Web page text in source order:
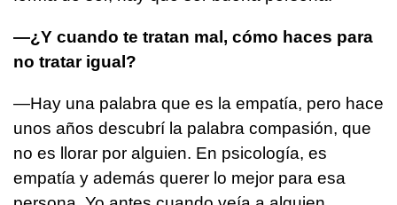
—¿Y cuando te tratan mal, cómo haces para
no tratar igual?
—Hay una palabra que es la empatía, pero hace
unos años descubrí la palabra compasión, que
no es llorar por alguien. En psicología, es
empatía y además querer lo mejor para esa